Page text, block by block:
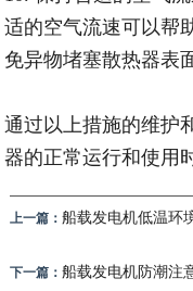
适的空气流速可以帮
免异物堵塞散热器表
通过以上措施的维护
器的正常运行和使用
上一篇： 船载发电机低温环
下一篇： 船载发电机防潮注